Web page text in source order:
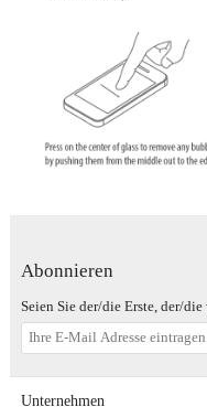
Abonnieren
Seien Sie der/die Erste, der/
Unternehmen